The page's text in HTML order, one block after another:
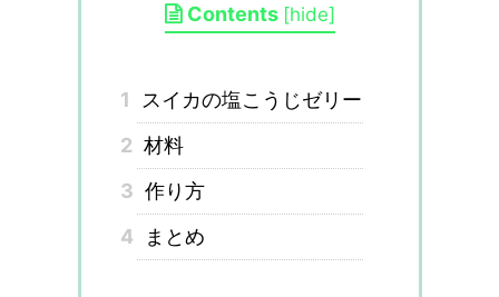
Contents [hide]
1
スイカの塩こうじゼリー
2 材料
3 作り方
4
まとめ